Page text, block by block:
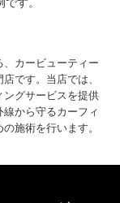
す。
カービューティー
です。当店では、
ングサービスを提供
から守るカーフィ
施術を行います。